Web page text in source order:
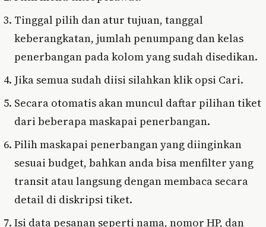
Tinggal pilih dan atur tujuan, tanggal
keberangkatan, jumlah penumpang dan kelas
penerbangan pada kolom yang sudah disedikan.
Jika semua sudah diisi silahkan klik opsi Cari.
Secara otomatis akan muncul daftar pilihan tiket
dari beberapa maskapai penerbangan.
Pilih maskapai penerbangan yang diinginkan
sesuai budget, bahkan anda bisa menfilter yang
transit atau langsung dengan membaca secara
detail di diskripsi tiket.
Isi data pesanan seperti nama, nomor HP, dan